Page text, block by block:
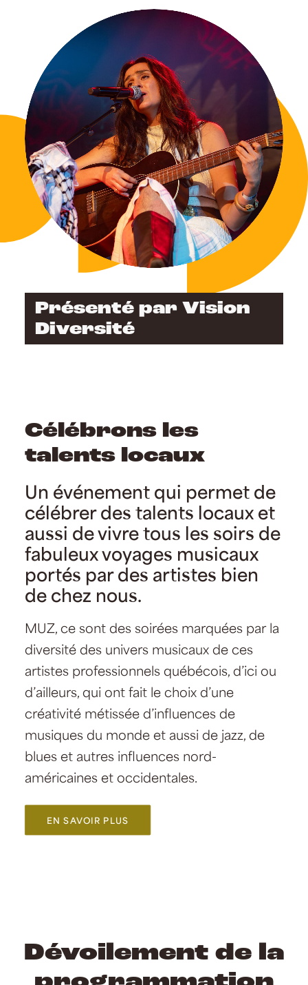
Présenté par Vision
Diversité
Célébrons les
talents locaux
Un événement qui permet de
célébrer des talents locaux et
aussi de vivre tous les soirs de
fabuleux voyages musicaux
portés par des artistes bien
de chez nous.
MUZ, ce sont des soirées marquées par la
diversité des univers musicaux de ces
artistes professionnels québécois, d’ici ou
d’ailleurs, qui ont fait le choix d’une
créativité métissée d’influences de
musiques du monde et aussi de jazz, de
blues et autres influences nord-
américaines et occidentales.
EN SAVOIR PLUS
Dévoilement de la